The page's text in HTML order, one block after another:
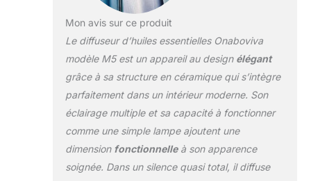
automatique vous
permet de l'utiliser la
nuit sans vous
surchauffe, ce qui
assure la sécurité
pour vous et votre
famille. Faible bruit et
réglage silencieux (≤
18 dB), ce diffuseur
pour la maison
Mon avis sur ce produit
Le diffuseur d’huiles essentielles Onaboviva
modèle M5 est un appareil au design élégant
grâce à sa structure en céramique qui s’intègre
parfaitement dans un intérieur moderne. Son
éclairage multiple et sa capacité à fonctionner
comme une simple lampe ajoutent une
dimension fonctionnelleà son apparence
soignée. Dans un silence quasi total, il diffuse